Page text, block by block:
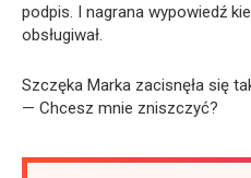
podpis. I nagrana wypowiedź
obsługiwał.
Szczęka Marka zacisnęła się
— Chcesz mnie zniszczyć?